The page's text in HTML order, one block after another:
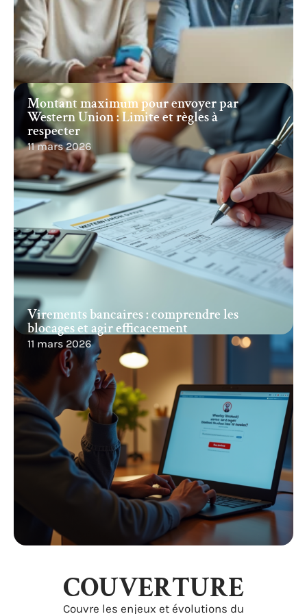
Virements bancaires : comprendre les
blocages et agir efficacement
11 mars 2026
Montant maximum pour envoyer par
Western Union : Limite et règles à
respecter
11 mars 2026
COUVERTURE
Couvre les enjeux et évolutions du